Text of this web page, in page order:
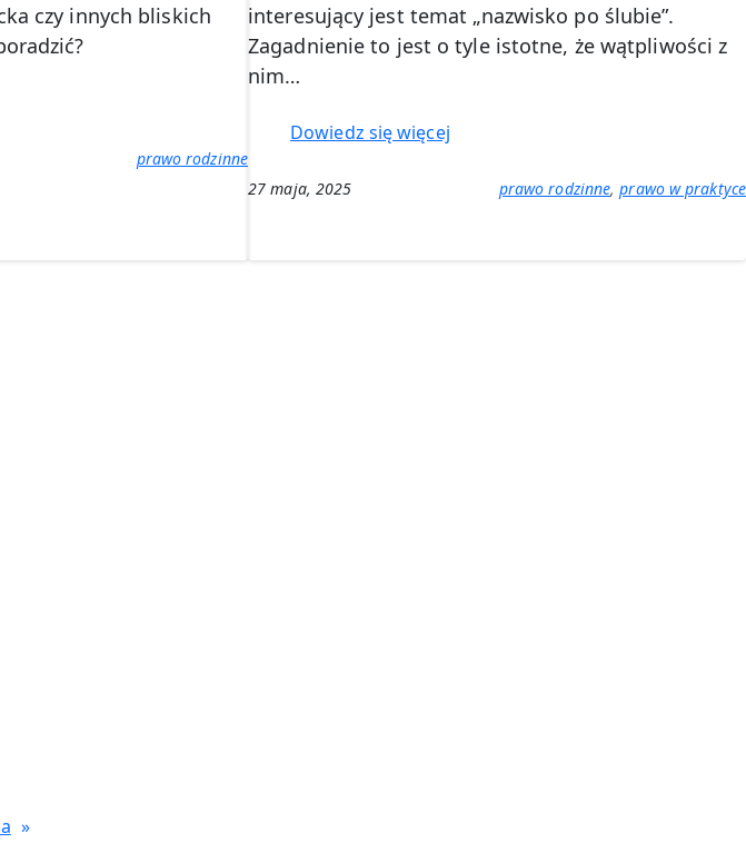
czy innych bliskich
prawo rodzinne
interesujący jest temat „nazwisko po ślubie”.
Zagadnienie to jest o tyle istotne, że wątpliwości z
nim…
Dowiedz się więcej:
27 maja, 2025 prawo rodzinne, prawo w praktyce
»